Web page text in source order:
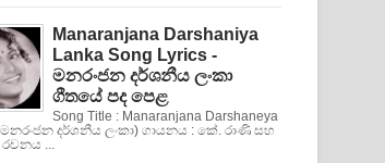
Manaranjana Darshaniya
Lanka Song Lyrics -
මනරංජන දර්ශනීය ලංකා
ගීතයේ පද පෙළ
Song Title : Manaranjana Darshaneya
(මනරංජන දර්ශනීය ලංකා) ගායනය : කේ. රාණි සහ
...